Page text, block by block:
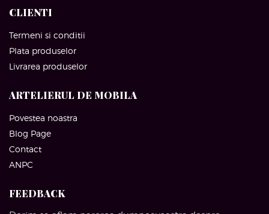
CLIENTI
Termeni si conditii
Plata produselor
Livrarea produselor
ARTELIERUL DE MOBILA
Povestea noastra
Blog Page
Contact
ANPC
FEEDBACK